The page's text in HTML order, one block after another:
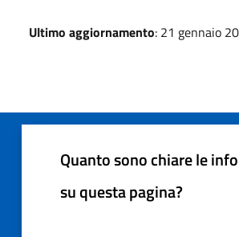
Ultimo aggiornamento: 21 gennaio
Quanto sono chiare le
su questa pagina?